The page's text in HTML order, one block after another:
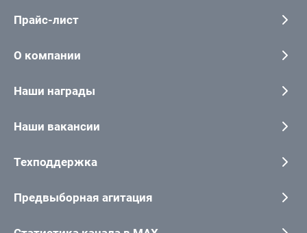
Прайс-лист
О компании
Наши награды
Наши вакансии
Техподдержка
Предвыборная агитация